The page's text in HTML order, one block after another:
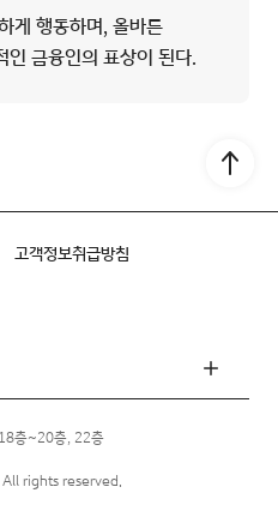
Go
게 행동하며, 올바른
인 금융인의 표상이 된다.
고객정보취급방침
층~20층, 22층
rights reserved.